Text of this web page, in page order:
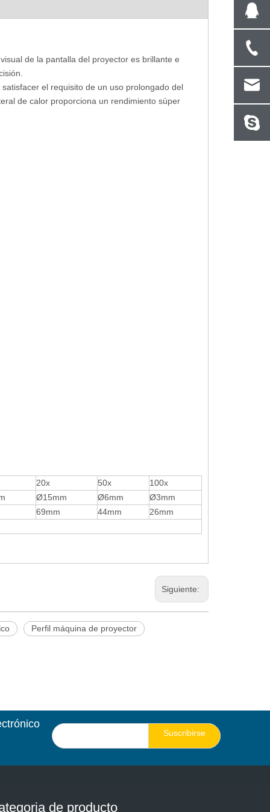
de la pantalla del proyector es brillante e
el requisito de un uso prolongado del
de calor proporciona un rendimiento súper
20x 50x
100x
Ø15mm Ø6mm
Ø3mm
69mm 44mm
26mm
Siguiente:
Perfil máquina de proyector
Suscribirse
de producto